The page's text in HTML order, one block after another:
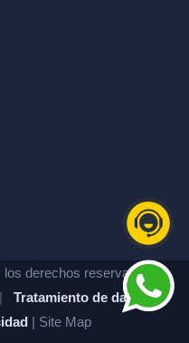
los derechos reservados. |
| Tratamiento de datos
| Site Map